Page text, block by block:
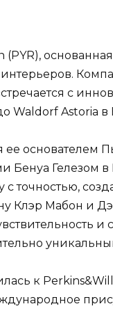
с
Waldorf Astoria
ее
Бенуа Гелезом
с точностью,
Клэр Мабон и
к